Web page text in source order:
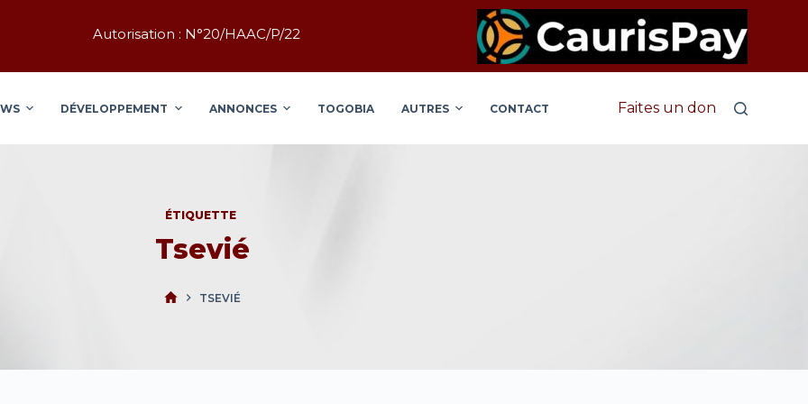
Autorisation : N°20/HAAC/P/22
DÉVELOPPEMENT ANNONCES TOGOBIA AUTRES CONTACT Faites un don
ÉTIQUETTE
Tsevié
TSEVIÉ